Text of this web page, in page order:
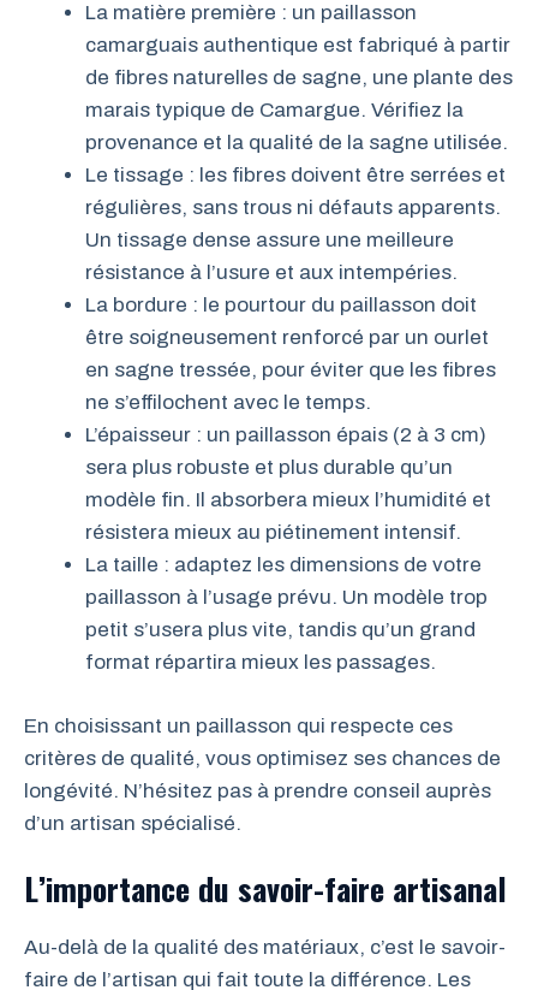
La matière première : un paillasson
camarguais authentique est fabriqué à partir
de fibres naturelles de sagne, une plante des
marais typique de Camargue. Vérifiez la
provenance et la qualité de la sagne utilisée.
Le tissage : les fibres doivent être serrées et
régulières, sans trous ni défauts apparents.
Un tissage dense assure une meilleure
résistance à l’usure et aux intempéries.
La bordure : le pourtour du paillasson doit
être soigneusement renforcé par un ourlet
en sagne tressée, pour éviter que les fibres
ne s’effilochent avec le temps.
L’épaisseur : un paillasson épais (2 à 3 cm)
sera plus robuste et plus durable qu’un
modèle fin. Il absorbera mieux l’humidité et
résistera mieux au piétinement intensif.
La taille : adaptez les dimensions de votre
paillasson à l’usage prévu. Un modèle trop
petit s’usera plus vite, tandis qu’un grand
format répartira mieux les passages.
En choisissant un paillasson qui respecte ces
critères de qualité, vous optimisez ses chances de
longévité. N’hésitez pas à prendre conseil auprès
d’un artisan spécialisé.
L’importance du savoir-faire artisanal
Au-delà de la qualité des matériaux, c’est le savoir-
faire de l’artisan qui fait toute la différence. Les